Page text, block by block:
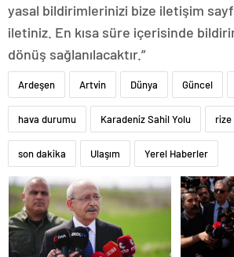
yasal bildirimlerinizi bize iletişim
iletiniz. En kısa süre içerisinde
dönüş sağlanılacaktır.”
Ardeşen Artvin Dünya Güncel
hava durumu Karadeniz Sahil Yolu rize
son dakika Ulaşım Yerel Haberler